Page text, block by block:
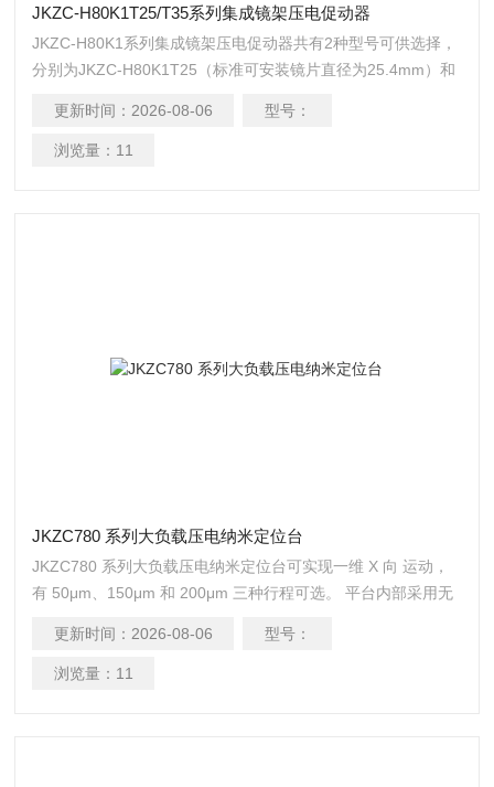
JKZC-H80K1T25/T35系列集成镜架压电促动器
JKZC-H80K1系列集成镜架压电促动器共有2种型号可供选择，
分别为JKZC-H80K1T25（标准可安装镜片直径为25.4mm）和
瓷管驱动，可通过直流电压信号来实现控制，在150V电压下产
生的位移约0.6µm，可用于快速步进移相应用。
更新时间： 2026-08-06 型号：
浏览量： 11
JKZC780 系列大负载压电纳米定位台
JKZC780 系列大负载压电纳米定位台可实现一维 X 向 运动，
有 50μm、150μm 和 200μm 三种行程可选。 平台内部采用无
陶瓷，可实现 200μm 位移。闭环版本全桥设计避免了温度的漂
移，确保 了纳米级定位精度。
更新时间： 2026-08-06 型号：
浏览量： 11